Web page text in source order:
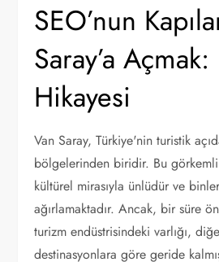
SEO’nun
Saray’a Açmak:
Hikayesi
Van Saray, Türkiye'nin turistik
bölgelerinden biridir. Bu
kültürel mirasıyla ünlüdür ve
ağırlamaktadır. Ancak, bir süre
turizm endüstrisindeki varlığı,
destinasyonlara göre geride